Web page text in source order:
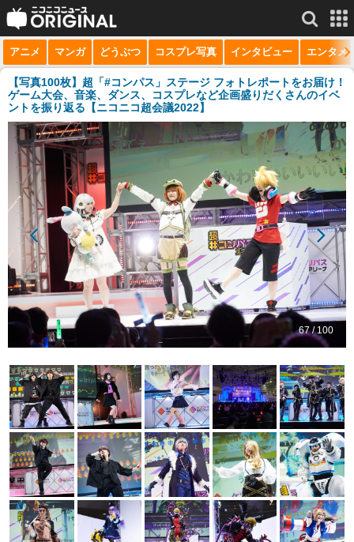
サービス一覧 もっと見る
niconico
動画
生放送
ニュース
チャンネル
マンガ
ニコニコQ
アニメ マンガ どうぶつ コスプレ写真 インタビュー エンタメ
【写真100枚】超「#コンパス」ステージ フォトレポートをお届け！
ゲーム大会、音楽、ダンス、コスプレなど企画盛りだくさんのイベ
ントを振り返る【ニコニコ超会議2022】
67 / 100